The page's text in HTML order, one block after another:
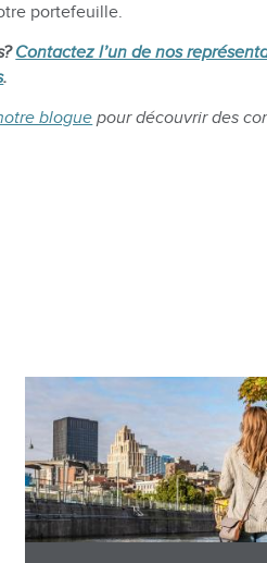
portefeuille.
Contactez l’un de nos
.
blogue pour découvrir des